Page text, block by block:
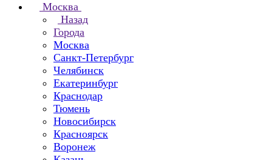
Москва
Назад
Города
Москва
Санкт-Петербург
Челябинск
Екатеринбург
Краснодар
Тюмень
Новосибирск
Красноярск
Воронеж